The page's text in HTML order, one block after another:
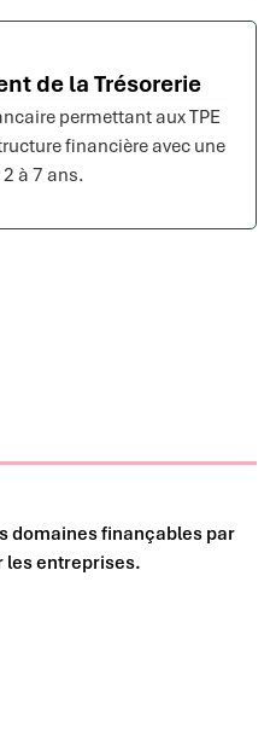
de la Trésorerie
permettant aux TPE
financière avec une
à 7 ans.
domaines finançables par
les entreprises.